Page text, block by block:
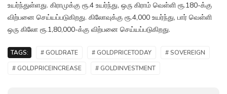
உயர்ந்துள்ளது. கிராமுக்கு ரூ.4 உயர்ந்து, ஒரு கிராம் வெள்ளி ரூ.180-க்கு
விற்பனை செய்யப்படுகிறது. கிலோவுக்கு ரூ.4,000 உயர்ந்து, பார் வெள்ளி
ஒரு கிலோ ரூ.1,80,000-க்கு விற்பனை செய்யப்படுகிறது.
TAGS: # GOLDRATE # GOLDPRICETODAY
# SOVEREIGN
# GOLDPRICEINCREASE
# GOLDINVESTMENT